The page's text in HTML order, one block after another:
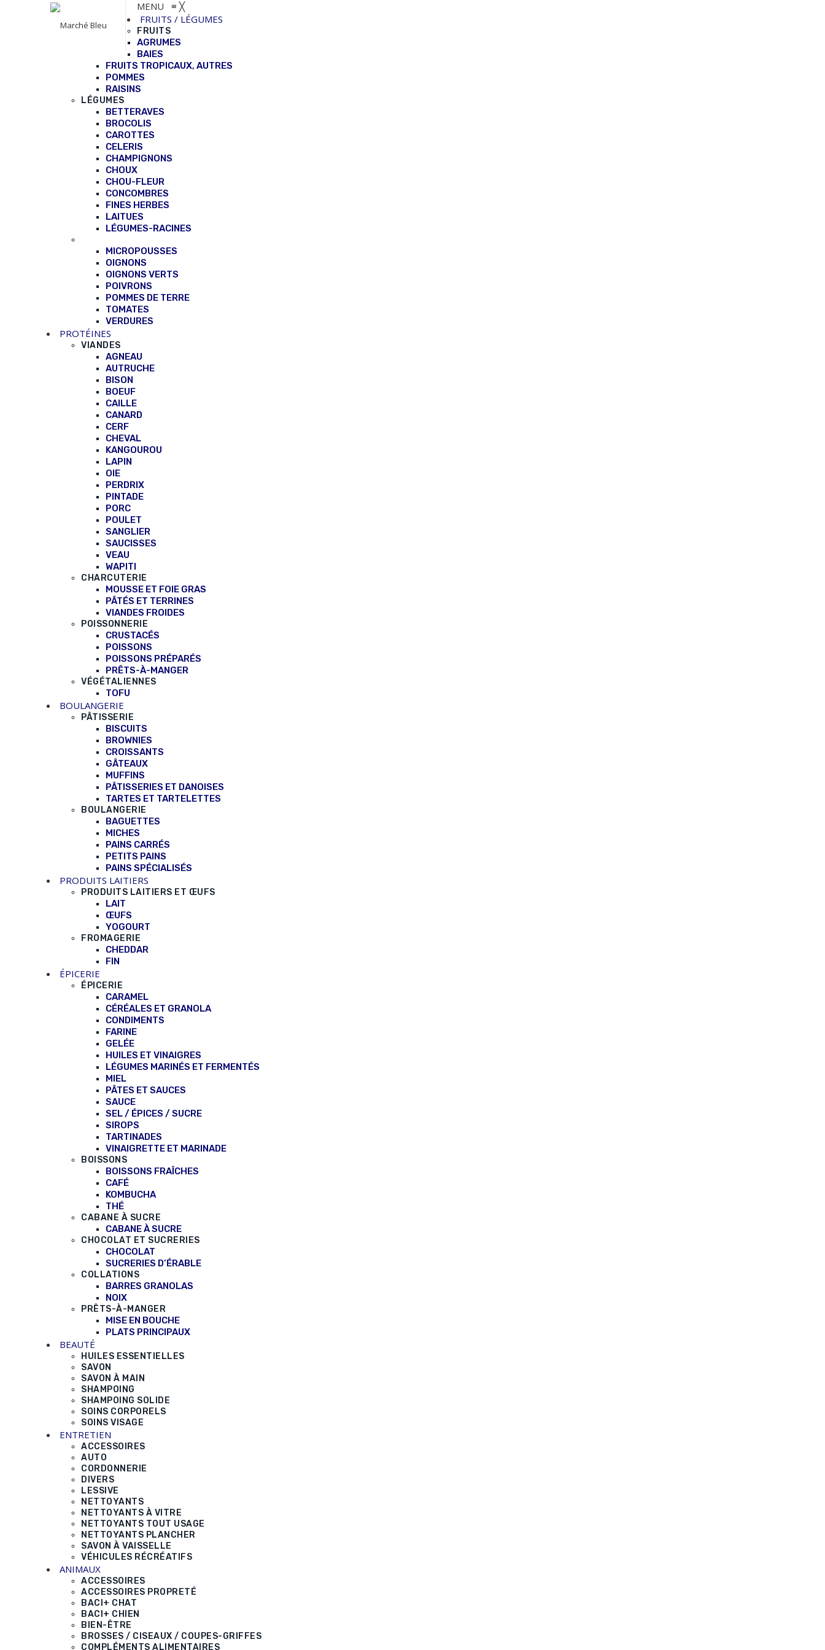
MENU ≡ ╳
FRUITS / LÉGUMES
FRUITS
AGRUMES
BAIES
FRUITS TROPICAUX, AUTRES
POMMES
RAISINS
LÉGUMES
BETTERAVES
BROCOLIS
CAROTTES
CELERIS
CHAMPIGNONS
CHOUX
CHOU-FLEUR
CONCOMBRES
FINES HERBES
LAITUES
LÉGUMES-RACINES
MICROPOUSSES
OIGNONS
OIGNONS VERTS
POIVRONS
POMMES DE TERRE
TOMATES
VERDURES
PROTÉINES
VIANDES
AGNEAU
AUTRUCHE
BISON
BOEUF
CAILLE
CANARD
CERF
CHEVAL
KANGOUROU
LAPIN
OIE
PERDRIX
PINTADE
PORC
POULET
SANGLIER
SAUCISSES
VEAU
WAPITI
CHARCUTERIE
MOUSSE ET FOIE GRAS
PÂTÉS ET TERRINES
VIANDES FROIDES
POISSONNERIE
CRUSTACÉS
POISSONS
POISSONS PRÉPARÉS
PRÊTS-À-MANGER
VÉGÉTALIENNES
TOFU
BOULANGERIE
PÂTISSERIE
BISCUITS
BROWNIES
CROISSANTS
GÂTEAUX
MUFFINS
PÂTISSERIES ET DANOISES
TARTES ET TARTELETTES
BOULANGERIE
BAGUETTES
MICHES
PAINS CARRÉS
PETITS PAINS
PAINS SPÉCIALISÉS
PRODUITS LAITIERS
PRODUITS LAITIERS ET ŒUFS
LAIT
ŒUFS
YOGOURT
FROMAGERIE
CHEDDAR
FIN
ÉPICERIE
ÉPICERIE
CARAMEL
CÉRÉALES ET GRANOLA
CONDIMENTS
FARINE
GELÉE
HUILES ET VINAIGRES
LÉGUMES MARINÉS ET FERMENTÉS
MIEL
PÂTES ET SAUCES
SAUCE
SEL / ÉPICES / SUCRE
SIROPS
TARTINADES
VINAIGRETTE ET MARINADE
BOISSONS
BOISSONS FRAÎCHES
CAFÉ
KOMBUCHA
THÉ
CABANE À SUCRE
CABANE À SUCRE
CHOCOLAT ET SUCRERIES
CHOCOLAT
SUCRERIES D’ÉRABLE
COLLATIONS
BARRES GRANOLAS
NOIX
PRÊTS-À-MANGER
MISE EN BOUCHE
PLATS PRINCIPAUX
BEAUTÉ
HUILES ESSENTIELLES
SAVON
SAVON À MAIN
SHAMPOING
SHAMPOING SOLIDE
SOINS CORPORELS
SOINS VISAGE
ENTRETIEN
ACCESSOIRES
AUTO
CORDONNERIE
DIVERS
LESSIVE
NETTOYANTS
NETTOYANTS À VITRE
NETTOYANTS TOUT USAGE
NETTOYANTS PLANCHER
SAVON À VAISSELLE
VÉHICULES RÉCRÉATIFS
ANIMAUX
ACCESSOIRES
ACCESSOIRES PROPRETÉ
BACI+ CHAT
BACI+ CHIEN
BIEN-ÊTRE
BROSSES / CISEAUX / COUPES-GRIFFES
COMPLÉMENTS ALIMENTAIRES